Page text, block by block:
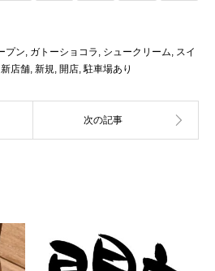
プン ガトーショコラ シュークリーム
スイ
新店舗 新規 開店 駐車場あり